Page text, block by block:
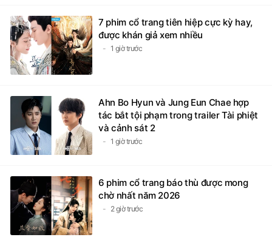
7 phim cổ trang tiên hiệp cực kỳ hay,
được khán giả xem nhiều
1 giờ trước
Ahn Bo Hyun và Jung Eun Chae hợp
tác bắt tội phạm trong trailer Tài phiệt
và cảnh sát 2
1 giờ trước
6 phim cổ trang báo thù được mong
chờ nhất năm 2026
2 giờ trước